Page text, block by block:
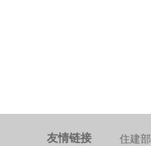
友情链接 住建部